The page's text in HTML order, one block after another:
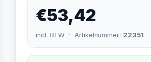
€53,42
incl. BTW · Artikelnummer: 22351